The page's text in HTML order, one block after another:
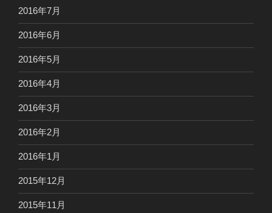
2016年7月
2016年6月
2016年5月
2016年4月
2016年3月
2016年2月
2016年1月
2015年12月
2015年11月